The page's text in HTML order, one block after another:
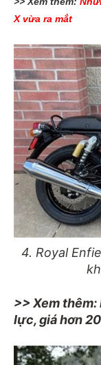
X vừa ra mắt
4. Royal
>> Xem thêm:
lực, giá hơn